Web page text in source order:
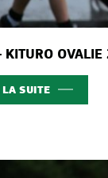
OVALIE
SUITE